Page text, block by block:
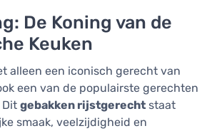
De Koning van de
Keuken
alleen een iconisch gerecht van
een van de populairste gerechten
gebakken rijstgerecht staat
smaak, veelzijdigheid en